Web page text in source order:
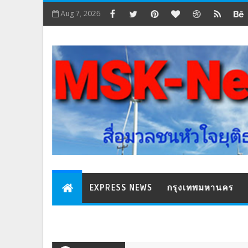
Aug 7, 2026
EXPRESS NEWS กรุงเทพมหานคร